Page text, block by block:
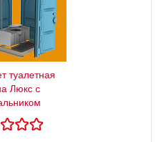
туалетная
Люкс с